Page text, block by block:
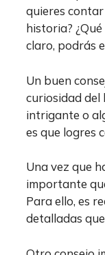
quieres
historia?
claro, podrás
Un buen
curiosidad
intrigante o
es que logres
Una vez que
importante
Para ello, es
detalladas